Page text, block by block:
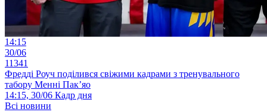
14:15
30/06
11341
Фредді Роуч поділився свіжими кадрами з тренувального
табору Менні Пак’яо
14:15, 30/06 Кадр дня
Всі новини